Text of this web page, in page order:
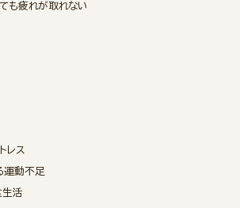
も疲れが取れない
レス
運動不足
生活